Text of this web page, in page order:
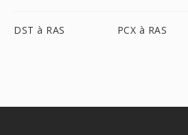
DST à RAS PCX à RAS